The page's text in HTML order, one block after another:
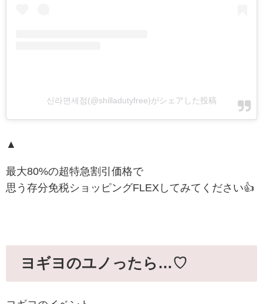
신라면세점(@shilladutyfree)がシェアした投稿
▲
最大80%の超特急割引価格で
思う存分免税ショッピングFLEXしてみてください👍
ヨギヨのユノったら…♡